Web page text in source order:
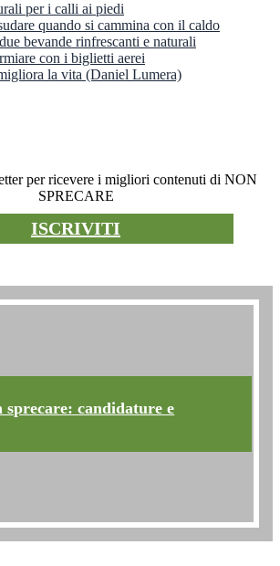
per i calli ai piedi
quando si cammina con il caldo
bevande rinfrescanti e naturali
con i biglietti aerei
la vita (Daniel Lumera)
per ricevere i migliori contenuti di NON
SPRECARE
ISCRIVITI
sprecare: candidature e